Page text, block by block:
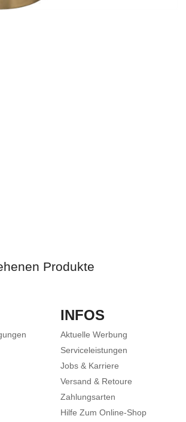
Produkte
INFOS
Aktuelle Werbung
Serviceleistungen
Jobs & Karriere
Versand & Retoure
Zahlungsarten
Hilfe Zum Online-Shop